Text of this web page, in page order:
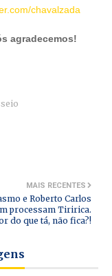
chavalzada
agradecemos!
MAIS RECENTES
e Roberto Carlos
processam Tiririca.
do que tá, não fica?!